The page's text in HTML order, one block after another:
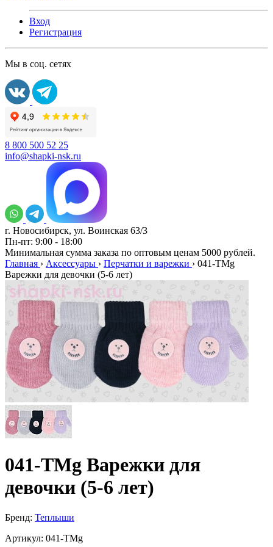
Вход
Регистрация
Мы в соц. сетях
8 800 500 52 25
info@shapki-nsk.ru
г. Новосибирск, ул. Воинская 63/3
Пн-пт: 9:00 - 18:00
Минимальная сумма заказа по оптовым ценам 5000 рублей.
Главная › Аксессуары › Перчатки и варежки › 041-TMg
Варежки для девочки (5-6 лет)
041-TMg Варежки для
девочки (5-6 лет)
Бренд: Теплыши
Артикул: 041-TMg